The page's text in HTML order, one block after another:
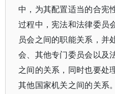
中，为其配置适当的合宪
过程中，宪法和法律委员
员会之间的职能关系，并
会、其他专门委员会以及
之间的关系，同时也要处
其他国家机关之间的关系